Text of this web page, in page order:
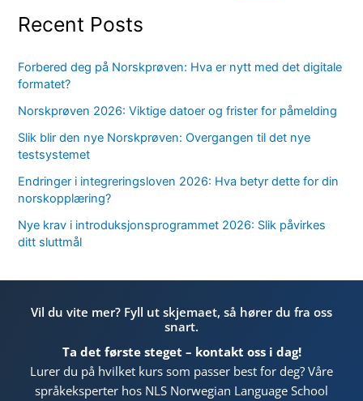
Recent Posts
Forbered deg på Norskprøven: Hva er nytt med det digitale
formatet?
Norskprøven 2026: Viktige datoer og frister for påmelding
Slik blir den nye Norskprøven: Overgangen til det nye
testsystemet
Endringer i integreringsloven 2026: Hva betyr dette for din
norskopplæring?
Nye krav i introduksjonsprogrammet 2026: Slik påvirkes
ditt sluttmål
Vil du vite mer? Fyll ut skjemaet, så hører du fra oss
snart.
Ta det første steget – kontakt oss i dag!
Lurer du på hvilket kurs som passer best for deg? Våre
språkeksperter hos NLS Norwegian Language School